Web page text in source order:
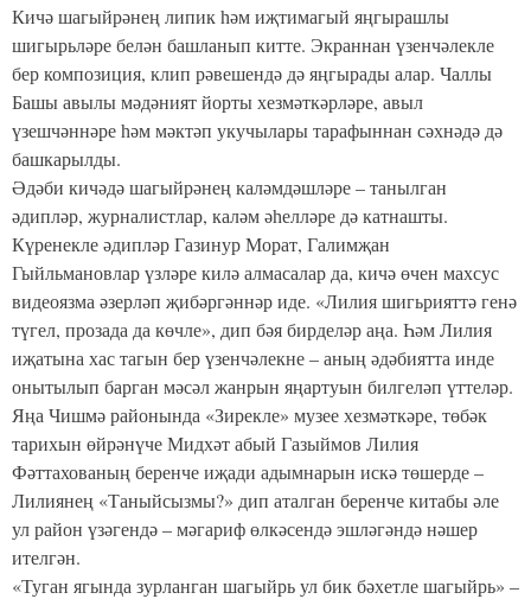
Кичә шагыйрәнең липик һәм иҗтимагый яңгырашлы
шигырьләре белән башланып китте. Экраннан үзенчәлекле
бер композиция, клип рәвешендә дә яңгырады алар. Чаллы
Башы авылы мәдәният йорты хезмәткәрләре, авыл
үзешчәннәре һәм мәктәп укучылары тарафыннан сәхнәдә дә
башкарылды.
Әдәби кичәдә шагыйрәнең каләмдәшләре – танылган
әдипләр, журналистлар, каләм әһелләре дә катнашты.
Күренекле әдипләр Газинур Морат, Галимҗан
Гыйльмановлар үзләре килә алмасалар да, кичә өчен махсус
видеоязма әзерләп җибәргәннәр иде. «Лилия шигьрияттә генә
түгел, прозада да көчле», дип бәя бирделәр аңа. Һәм Лилия
иҗатына хас тагын бер үзенчәлекне – аның әдәбиятта инде
онытылып барган мәсәл жанрын яңартуын билгеләп үттеләр.
Яңа Чишмә районында «Зирекле» музее хезмәткәре, төбәк
тарихын өйрәнүче Мидхәт абый Газыймов Лилия
Фәттахованың беренче иҗади адымнарын искә төшерде –
Лилиянең «Таныйсызмы?» дип аталган беренче китабы әле
ул район үзәгендә – мәгариф өлкәсендә эшләгәндә нәшер
ителгән.
«Туган ягында зурланган шагыйрь ул бик бәхетле шагыйрь» –